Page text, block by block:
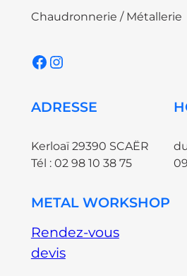
Chaudronnerie / Métallerie
Facebook Instagram
ADRESSE
Kerloaï 29390 SCAËR
Tél : 02 98 10 38 75
METAL WORKSHOP
Rendez-vous
devis